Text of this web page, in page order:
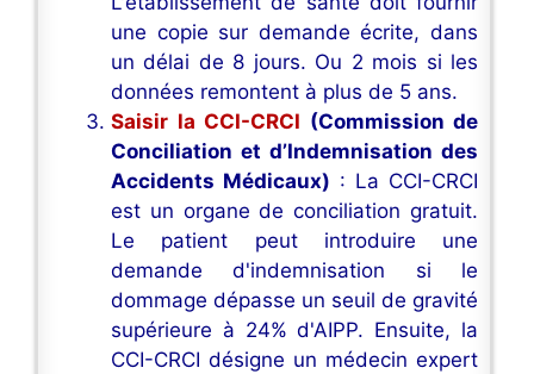
une copie sur demande écrite, dans
un délai de 8 jours. Ou 2 mois si les
données remontent à plus de 5 ans.
Saisir la CCI-CRCI (Commission de
Conciliation et d’Indemnisation des
Accidents Médicaux) : La CCI-CRCI
est un organe de conciliation gratuit.
Le patient peut introduire une
demande d'indemnisation si le
dommage dépasse un seuil de gravité
supérieure à 24% d'AIPP. Ensuite, la
CCI-CRCI désigne un médecin expert